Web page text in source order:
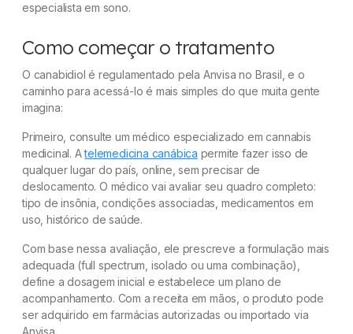
especialista em sono.
Como começar o tratamento
O canabidiol é regulamentado pela Anvisa no Brasil, e o
caminho para acessá-lo é mais simples do que muita gente
imagina:
Primeiro, consulte um médico especializado em cannabis
medicinal. Atelemedicina canábica permite fazer isso de
qualquer lugar do país, online, sem precisar de
deslocamento. O médico vai avaliar seu quadro completo:
tipo de insônia, condições associadas, medicamentos em
uso, histórico de saúde.
Com base nessa avaliação, ele prescreve a formulação mais
adequada (full spectrum, isolado ou uma combinação),
define a dosagem inicial e estabelece um plano de
acompanhamento. Com a receita em mãos, o produto pode
ser adquirido em farmácias autorizadas ou importado via
Anvisa.